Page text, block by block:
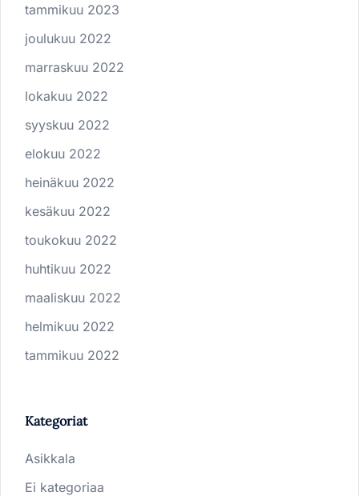
tammikuu 2023
joulukuu 2022
marraskuu 2022
lokakuu 2022
syyskuu 2022
elokuu 2022
heinäkuu 2022
kesäkuu 2022
toukokuu 2022
huhtikuu 2022
maaliskuu 2022
helmikuu 2022
tammikuu 2022
Kategoriat
Asikkala
Ei kategoriaa